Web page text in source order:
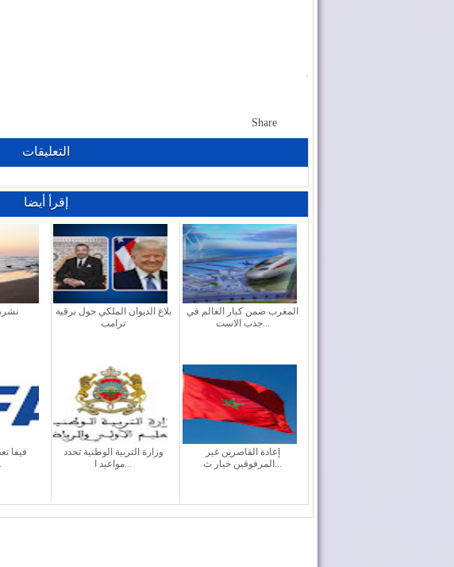
.
Share
التعليقات
إقرأ أيضا
بلاغ الديوان الملكي حول برقية
ترامب
المغرب ضمن كبار العالم في
جذب الاست...
فيفا
وزارة التربية الوطنية تحدد
مواعيد ا...
إعادة القاصرين غير
المرفوقين خيار ث...